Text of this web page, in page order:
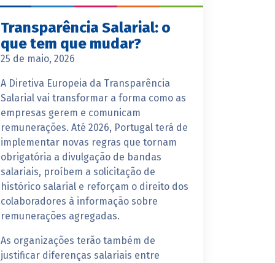
Transparência Salarial: o
que tem que mudar?
25 de maio, 2026
A Diretiva Europeia da Transparência
Salarial vai transformar a forma como as
empresas gerem e comunicam
remunerações. Até 2026, Portugal terá de
implementar novas regras que tornam
obrigatória a divulgação de bandas
salariais, proíbem a solicitação de
histórico salarial e reforçam o direito dos
colaboradores à informação sobre
remunerações agregadas.
As organizações terão também de
justificar diferenças salariais entre